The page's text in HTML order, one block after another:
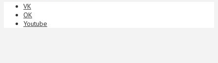
VK
ОК
Youtube